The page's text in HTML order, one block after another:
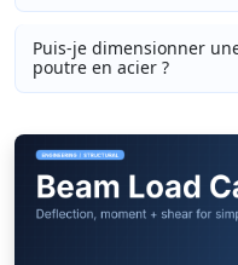
Puis-je dimensionner
poutre en acier ?